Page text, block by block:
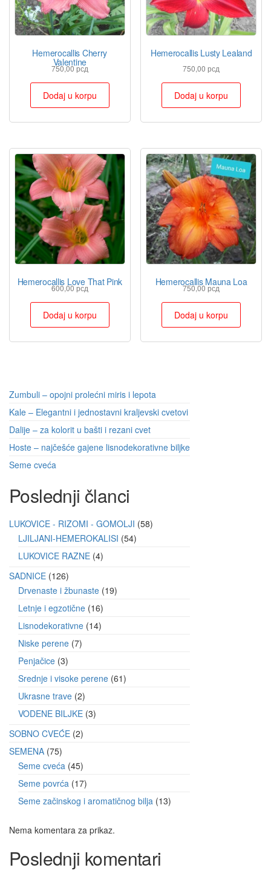
Hemerocallis Cherry
Valentine
750,00рсд
Dodaj u korpu
Hemerocallis Lusty Lealand
750,00рсд
Dodaj u korpu
Hemerocallis Love That Pink
600,00рсд
Dodaj u korpu
Hemerocallis Mauna Loa
750,00рсд
Dodaj u korpu
Zumbuli – opojni prolećni miris i lepota
Kale – Elegantni i jednostavni kraljevski cvetovi
Dalije – za kolorit u bašti i rezani cvet
Hoste – najčešće gajene lisnodekorativne biljke
Seme cveća
Poslednji članci
LUKOVICE - RIZOMI - GOMOLJI 58
LJILJANI-HEMEROKALISI 54
LUKOVICE RAZNE 4
SADNICE 126
Drvenaste i žbunaste 19
Letnje i egzotične 16
Lisnodekorativne 14
Niske perene 7
Penjačice 3
Srednje i visoke perene 61
Ukrasne trave 2
VODENE BILJKE 3
SOBNO CVEĆE 2
SEMENA 75
Seme cveća 45
Seme povrća 17
Seme začinskog i aromatičnog bilja 13
Nema komentara za prikaz.
Poslednji komentari